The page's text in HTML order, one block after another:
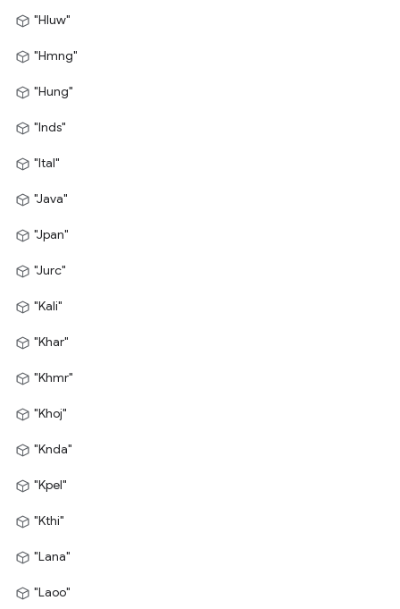
"Hluw"
"Hmng"
"Hung"
"Inds"
"Ital"
"Java"
"Jpan"
"Jurc"
"Kali"
"Khar"
"Khmr"
"Khoj"
"Knda"
"Kpel"
"Kthi"
"Lana"
"Laoo"